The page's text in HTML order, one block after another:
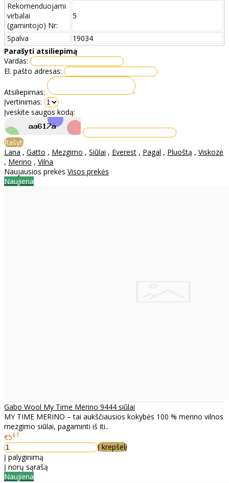
Rekomenduojami
virbalai
(gamintojo) Nr:
5
Spalva
19034
Parašyti atsiliepimą
Vardas:
El. pašto adresas:
Atsiliepimas:
Įvertinimas:
Įveskite saugos kodą:
Rašyti
Lana , Gatto , Mezgimo , Siūlai , Everest , Pagal , Pluoštą , Viskozė
, Merino , Vilna
Naujausios prekės Visos prekės
Naujiena
Gabo Wool My Time Merino 9444 siūlai
MY TIME MERINO – tai aukščiausios kokybės 100 % merino vilnos
mezgimo siūlai, pagaminti iš iti..
€567
Į krepšelį
Į palyginimą
Į norų sąrašą
Naujiena